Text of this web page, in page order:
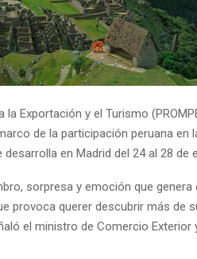
Exportación y el Turismo
de la participación peruana en
en Madrid del 24 al 28 de
sorpresa y emoción que genera
provoca querer descubrir más de
el ministro de Comercio Exterior